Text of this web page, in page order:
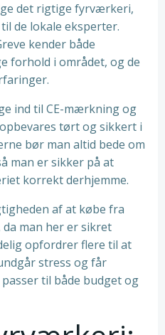
det rigtige fyrværkeri,
de lokale eksperter.
kender både
forhold i området, og de
ind til CE-mærkning og
tørt og sikkert i
bør man altid bede om
man er sikker på at
korrekt derhjemme.
af at købe fra
man her er sikret
opfordrer flere til at
stress og får
til både budget og